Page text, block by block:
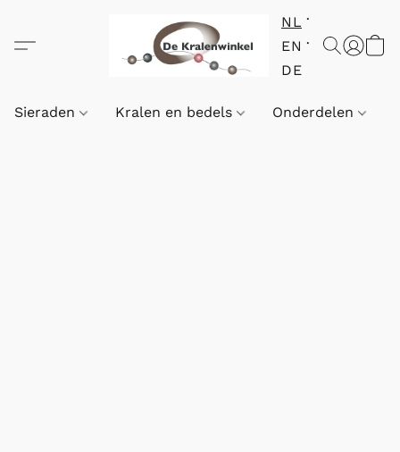
NL
EN
DE
Sieraden Kralen en bedels Onderdelen